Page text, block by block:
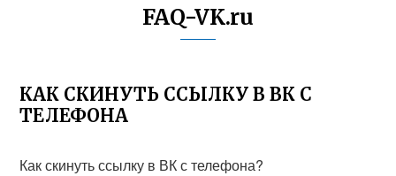
FAQ-VK.ru
КАК СКИНУТЬ ССЫЛКУ В ВК С
ТЕЛЕФОНА
Как скинуть ссылку в ВК с телефона?